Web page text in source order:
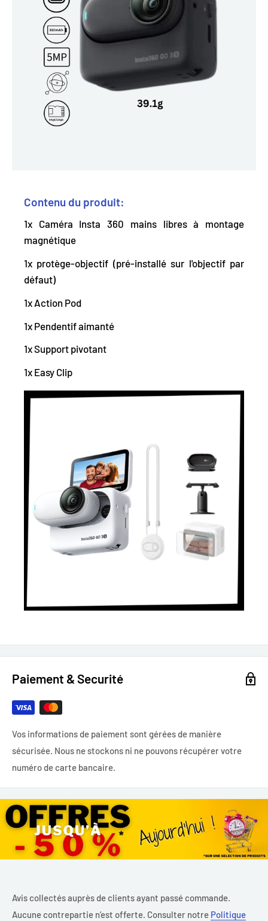
Contenu du produit:
1x Caméra Insta 360 mains libres à montage
magnétique
1x protège-objectif (pré-installé sur l'objectif par
défaut)
1x Action Pod
1x Pendentif aimanté
1x Support pivotant
1x Easy Clip
Paiement & Securité
Vos informations de paiement sont gérées de manière
sécurisée. Nous ne stockons ni ne pouvons récupérer votre
numéro de carte bancaire.
Avis collectés auprès de clients ayant passé commande.
Aucune contrepartie n’est offerte. Consulter notre Politique